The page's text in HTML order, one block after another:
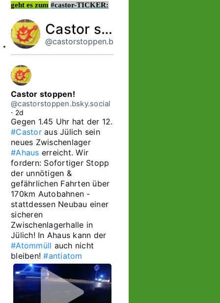
geht es zum #castor-TICKER:
Castor stoppen!
@castorstoppen.bsky.social
Castor stoppen!
@castorstoppen.bsky.social
⋅ 2d
#Castor aus Jülich sein
neues Zwischenlager
#Ahaus erreicht. Wir
fordern: Sofortiger Stopp
der unnötigen &
gefährlichen Fahrten über
170km Autobahnen -
stattdessen Neubau einer
sicheren
Zwischenlagerhalle in
#Atommüll auch nicht
bleiben! #antiatom